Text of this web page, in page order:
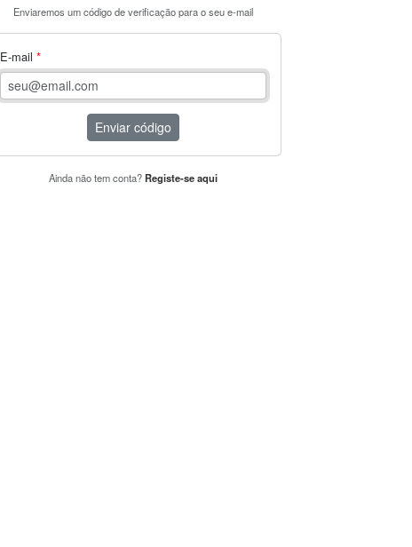
Enviaremos um código de verificação para o seu e-mail
E-mail
Enviar código
Ainda não tem conta? Registe-se aqui